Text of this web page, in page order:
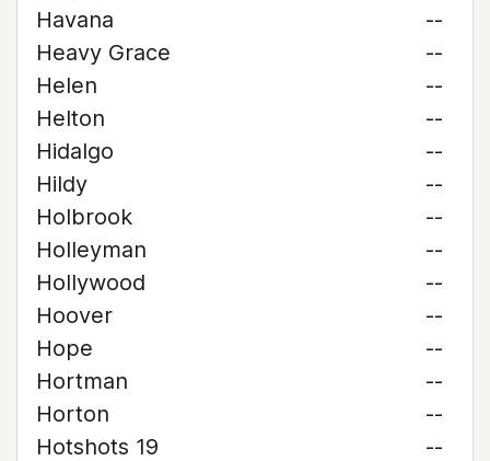
Havana
--
Heavy Grace
--
Helen
--
Helton
--
Hidalgo
--
Hildy
--
Holbrook
--
Holleyman
--
Hollywood
--
Hoover
--
Hope
--
Hortman
--
Horton
--
Hotshots 19
--